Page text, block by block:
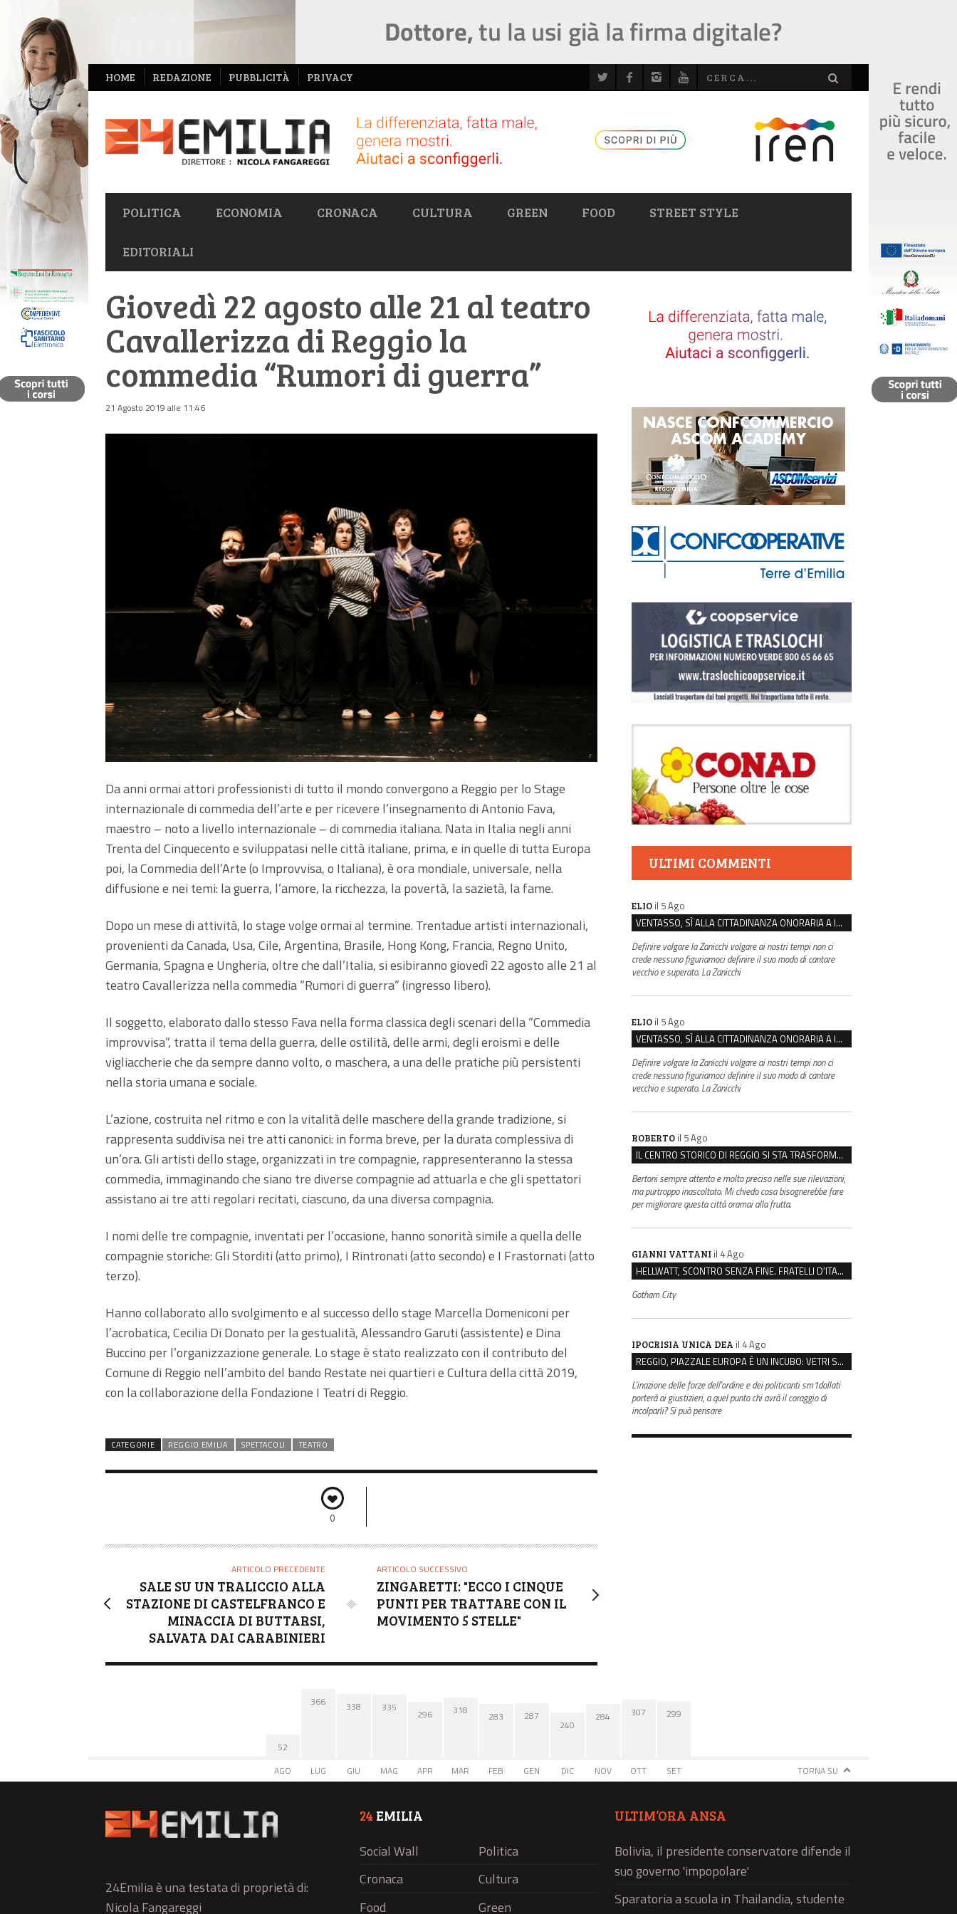
NAVIGAZIONE
SECONDARIA
HOME REDAZIONE PUBBLICITÀ PRIVACY
NAVIGAZIONE
PRIMARIA
POLITICA ECONOMIA CRONACA CULTURA GREEN FOOD STREET STYLE
EDITORIALI
Giovedì 22 agosto alle 21 al teatro
Cavallerizza di Reggio la
commedia “Rumori di guerra”
21 Agosto 2019 alle 11:46
Da anni ormai attori professionisti di tutto il mondo convergono a Reggio per lo Stage
internazionale di commedia dell’arte e per ricevere l’insegnamento di Antonio Fava,
maestro – noto a livello internazionale – di commedia italiana. Nata in Italia negli anni
Trenta del Cinquecento e sviluppatasi nelle città italiane, prima, e in quelle di tutta Europa
poi, la Commedia dell’Arte (o Improvvisa, o Italiana), è ora mondiale, universale, nella
diffusione e nei temi: la guerra, l’amore, la ricchezza, la povertà, la sazietà, la fame.
Dopo un mese di attività, lo stage volge ormai al termine. Trentadue artisti internazionali,
provenienti da Canada, Usa, Cile, Argentina, Brasile, Hong Kong, Francia, Regno Unito,
Germania, Spagna e Ungheria, oltre che dall’Italia, si esibiranno giovedì 22 agosto alle 21 al
teatro Cavallerizza nella commedia “Rumori di guerra” (ingresso libero).
Il soggetto, elaborato dallo stesso Fava nella forma classica degli scenari della “Commedia
improvvisa”, tratta il tema della guerra, delle ostilità, delle armi, degli eroismi e delle
vigliaccherie che da sempre danno volto, o maschera, a una delle pratiche più persistenti
nella storia umana e sociale.
L’azione, costruita nel ritmo e con la vitalità delle maschere della grande tradizione, si
rappresenta suddivisa nei tre atti canonici: in forma breve, per la durata complessiva di
un’ora. Gli artisti dello stage, organizzati in tre compagnie, rappresenteranno la stessa
commedia, immaginando che siano tre diverse compagnie ad attuarla e che gli spettatori
assistano ai tre atti regolari recitati, ciascuno, da una diversa compagnia.
I nomi delle tre compagnie, inventati per l’occasione, hanno sonorità simile a quella delle
compagnie storiche: Gli Storditi (atto primo), I Rintronati (atto secondo) e I Frastornati (atto
terzo).
Hanno collaborato allo svolgimento e al successo dello stage Marcella Domeniconi per
l’acrobatica, Cecilia Di Donato per la gestualità, Alessandro Garuti (assistente) e Dina
Buccino per l’organizzazione generale. Lo stage è stato realizzato con il contributo del
Comune di Reggio nell’ambito del bando Restate nei quartieri e Cultura della città 2019,
con la collaborazione della Fondazione I Teatri di Reggio.
CATEGORIE REGGIO EMILIA SPETTACOLI TEATRO
0
ARTICOLO PRECEDENTE
SALE SU UN TRALICCIO ALLA
STAZIONE DI CASTELFRANCO E
MINACCIA DI BUTTARSI,
SALVATA DAI CARABINIERI
ARTICOLO SUCCESSIVO
ZINGARETTI: "ECCO I CINQUE
PUNTI PER TRATTARE CON IL
MOVIMENTO 5 STELLE"
ULTIMI COMMENTI
ELIO il 5 Ago
VENTASSO, SÌ ALLA CITTADINANZA ONORARIA A IVA ZANICCHI. MA BARGIACCHI: “È DI PESSIMO GUSTO”
Definire volgare la Zanicchi volgare ai nostri tempi non ci
crede nessuno figuriamoci definire il suo modo di cantare
vecchio e superato. La Zanicchi
ELIO il 5 Ago
VENTASSO, SÌ ALLA CITTADINANZA ONORARIA A IVA ZANICCHI. MA BARGIACCHI: “È DI PESSIMO GUSTO”
Definire volgare la Zanicchi volgare ai nostri tempi non ci
crede nessuno figuriamoci definire il suo modo di cantare
vecchio e superato. La Zanicchi
ROBERTO il 5 Ago
IL CENTRO STORICO DI REGGIO SI STA TRASFORMANDO, E NON IN MEGLIO
Bertoni sempre attento e molto preciso nelle sue rilevazioni,
ma purtroppo inascoltato. Mi chiedo cosa bisognerebbe fare
per migliorare questa città oramai alla frutta.
GIANNI VATTANI il 4 Ago
HELLWATT, SCONTRO SENZA FINE. FRATELLI D’ITALIA: “MILANI PORTA DOCUMENTI, DE FRANCO INSULTI”
Gotham City
IPOCRISIA UNICA DEA il 4 Ago
REGGIO, PIAZZALE EUROPA È UN INCUBO: VETRI SPACCATI E FURTI SULLE AUTO IN SOSTA
L'inazione delle forze dell'ordine e dei politicanti sm1dollati
porterà ai giustizieri, a quel punto chi avrà il coraggio di
incolparli? Si può pensare
52
AGO
366
LUG
338
GIU
335
MAG
296
APR
318
MAR
283
FEB
287
GEN
240
DIC
284
NOV
307
OTT
299
SET TORNA SU
24Emilia è una testata di proprietà di:
Nicola Fangareggi
24 EMILIA
Social Wall
Politica
Cronaca
Cultura
Food
Green
ULTIM’ORA ANSA
Bolivia, il presidente conservatore difende il
suo governo 'impopolare'
Sparatoria a scuola in Thailandia, studente